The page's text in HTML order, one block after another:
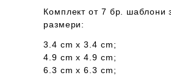
Комплект от 7 бр.
размери:
3.4 cm x 3.4 cm;
4.9 cm x 4.9 cm;
6.3 cm x 6.3 cm;